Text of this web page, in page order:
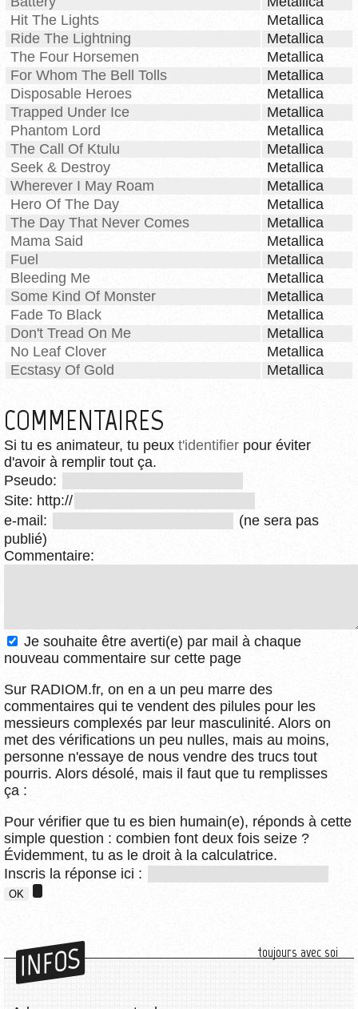
Hit The Lights
Metallica
Ride The Lightning
Metallica
The Four Horsemen
Metallica
For Whom The Bell Tolls
Metallica
Disposable Heroes
Metallica
Trapped Under Ice
Metallica
Phantom Lord
Metallica
The Call Of Ktulu
Metallica
Seek & Destroy
Metallica
Wherever I May Roam
Metallica
Hero Of The Day
Metallica
The Day That Never Comes
Metallica
Mama Said
Metallica
Fuel
Metallica
Bleeding Me
Metallica
Some Kind Of Monster
Metallica
Fade To Black
Metallica
Don't Tread On Me
Metallica
No Leaf Clover
Metallica
Ecstasy Of Gold
Metallica
COMMENTAIRES
Si tu es animateur, tu peux t'identifier pour éviter
d'avoir à remplir tout ça.
Pseudo:
Site: http://
e-mail:
(ne sera pas
publié)
Commentaire:
Je souhaite être averti(e) par mail à chaque
nouveau commentaire sur cette page
Sur RADIOM.fr, on en a un peu marre des
commentaires qui te vendent des pilules pour les
messieurs complexés par leur masculinité. Alors on
met des vérifications un peu nulles, mais au moins,
personne n'essaye de nous vendre des trucs tout
pourris. Alors désolé, mais il faut que tu remplisses
ça :
Pour vérifier que tu es bien humain(e), réponds à cette
simple question : combien font deux fois seize ?
Évidemment, tu as le droit à la calculatrice.
Inscris la réponse ici :
INFOS toujours avec soi